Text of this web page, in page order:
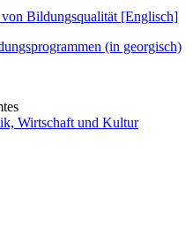
Bildungsqualität [Englisch]
(in georgisch)
Wirtschaft und Kultur